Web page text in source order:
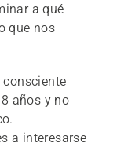
a qué
que nos
consciente
años y no
a interesarse